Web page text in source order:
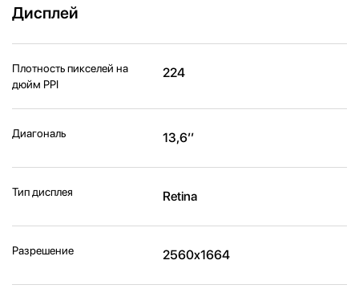
Дисплей
Плотность пикселей на
дюйм PPI
224
Диагональ 13,6’’
Тип дисплея Retina
Разрешение 2560x1664